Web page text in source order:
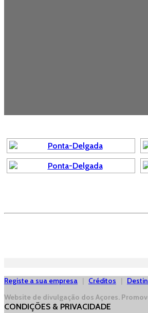
Registe a sua empresa | Créditos |
Website de divulgação dos Açores.
CONDIÇÕES & PRIVACIDADE